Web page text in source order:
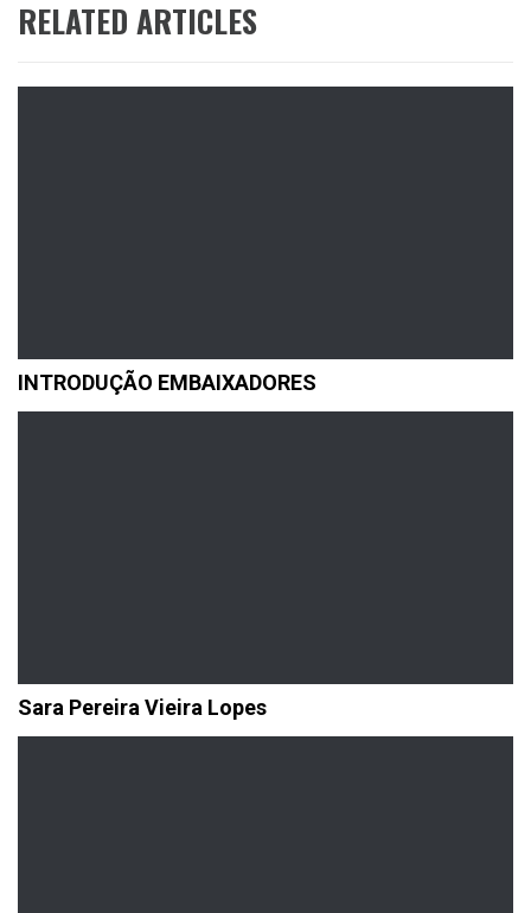
RELATED ARTICLES
INTRODUÇÃO EMBAIXADORES
Sara Pereira Vieira Lopes